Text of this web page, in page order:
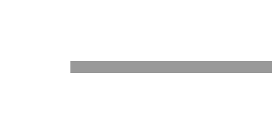
HANDOS